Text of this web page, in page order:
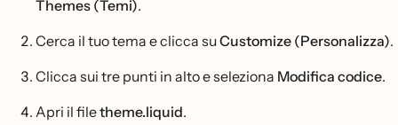
Themes (Temi).
Cerca il tuo tema e clicca suCustomize (Personalizza).
Clicca sui tre punti in alto e seleziona Modifica codice.
Apri il filetheme.liquid.